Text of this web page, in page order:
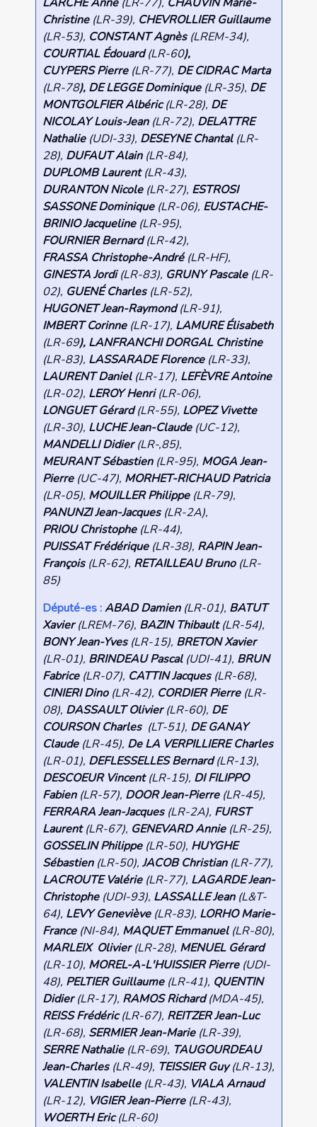
Christine(LR-39), CHEVROLLIER Guillaume
(LR-53), CONSTANT Agnès(LREM-34),
COURTIAL Édouard(LR-60),
CUYPERS Pierre(LR-77), DE CIDRAC Marta
(LR-78), DE LEGGE Dominique(LR-35), DE
MONTGOLFIER Albéric(LR-28), DE
NICOLAY Louis-Jean(LR-72), DELATTRE
Nathalie(UDI-33), DESEYNE Chantal(LR-
28), DUFAUT Alain(LR-84),
DUPLOMB Laurent(LR-43),
DURANTON Nicole(LR-27), ESTROSI
SASSONE Dominique (LR-06), EUSTACHE-
BRINIO Jacqueline (LR-95),
FOURNIER Bernard(LR-42),
FRASSA Christophe-André(LR-HF),
GINESTA Jordi(LR-83), GRUNY Pascale (LR-
02), GUENÉ Charles (LR-52),
HUGONET Jean-Raymond(LR-91),
IMBERT Corinne (LR-17), LAMURE Élisabeth
(LR-69), LANFRANCHI DORGAL Christine
(LR-83), LASSARADE Florence (LR-33),
LAURENT Daniel (LR-17), LEFÈVRE Antoine
(LR-02), LEROY Henri(LR-06),
LONGUET Gérard(LR-55), LOPEZ Vivette
(LR-30), LUCHE Jean-Claude(UC-12),
MANDELLI Didier(LR-,85),
MEURANT Sébastien(LR-95), MOGA Jean-
Pierre(UC-47), MORHET-RICHAUD Patricia
(LR-05), MOUILLER Philippe(LR-79),
PANUNZI Jean-Jacques(LR-2A),
PRIOU Christophe(LR-44),
PUISSAT Frédérique(LR-38), RAPIN Jean-
François(LR-62), RETAILLEAU Bruno(LR-
85)
Député-es :ABAD Damien (LR-01), BATUT
Xavier(LREM-76), BAZIN Thibault(LR-54),
BONY Jean-Yves(LR-15), BRETON Xavier
(LR-01), BRINDEAU Pascal(UDI-41), BRUN
Fabrice(LR-07), CATTIN Jacques(LR-68),
CINIERI Dino(LR-42), CORDIER Pierre (LR-
08), DASSAULT Olivier(LR-60), DE
COURSON Charles(LT-51), DE GANAY
Claude(LR-45), De LA VERPILLIERE Charles
(LR-01), DEFLESSELLES Bernard(LR-13),
DESCOEUR Vincent(LR-15), DI FILIPPO
Fabien (LR-57), DOOR Jean-Pierre(LR-45),
FERRARA Jean-Jacques(LR-2A), FURST
Laurent(LR-67), GENEVARD Annie (LR-25),
GOSSELIN Philippe(LR-50), HUYGHE
Sébastien(LR-50), JACOB Christian(LR-77),
LACROUTE Valérie (LR-77), LAGARDE Jean-
Christophe(UDI-93), LASSALLE Jean(L&T-
64), LEVY Geneviève (LR-83), LORHO Marie-
France (NI-84), MAQUET Emmanuel(LR-80),
MARLEIX Olivier(LR-28), MENUEL Gérard
(LR-10), MOREL-A-L'HUISSIER Pierre(UDI-
48), PELTIER Guillaume(LR-41), QUENTIN
Didier(LR-17), RAMOS Richard(MDA-45),
REISS Frédéric(LR-67), REITZER Jean-Luc
(LR-68), SERMIER Jean-Marie(LR-39),
SERRE Nathalie(LR-69), TAUGOURDEAU
Jean-Charles(LR-49), TEISSIER Guy(LR-13),
VALENTIN Isabelle(LR-43), VIALA Arnaud
(LR-12), VIGIER Jean-Pierre(LR-43),
WOERTH Eric(LR-60)